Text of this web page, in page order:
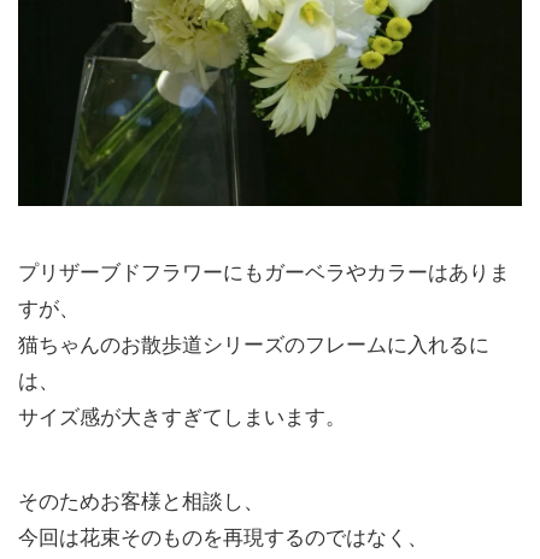
プリザーブドフラワーにもガーベラやカラーはありま
すが、
猫ちゃんのお散歩道シリーズのフレームに入れるに
は、
サイズ感が大きすぎてしまいます。
そのためお客様と相談し、
今回は花束そのものを再現するのではなく、